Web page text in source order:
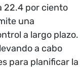
22.4 por ciento
una
a largo plazo.
a cabo
para planificar la